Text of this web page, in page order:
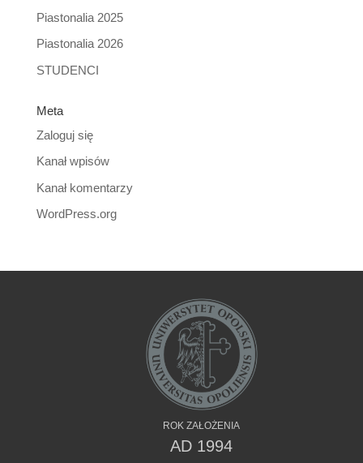
Piastonalia 2025
Piastonalia 2026
STUDENCI
Meta
Zaloguj się
Kanał wpisów
Kanał komentarzy
WordPress.org
ROK ZAŁOŻENIA
AD 1994